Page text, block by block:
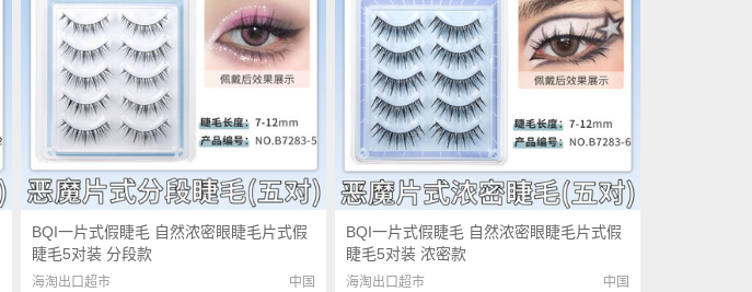
BQI一片式假睫毛 自然浓密眼睫毛片式假
睫毛5对装 分段款
海淘出口超市 中国
BQI一片式假睫毛 自然浓密眼睫毛片式假
睫毛5对装 浓密款
海淘出口超市 中国